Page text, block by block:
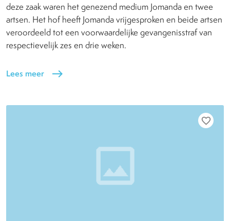
deze zaak waren het genezend medium Jomanda en twee
artsen. Het hof heeft Jomanda vrijgesproken en beide artsen
veroordeeld tot een voorwaardelijke gevangenisstraf van
respectievelijk zes en drie weken.
Lees meer east
favorite_border